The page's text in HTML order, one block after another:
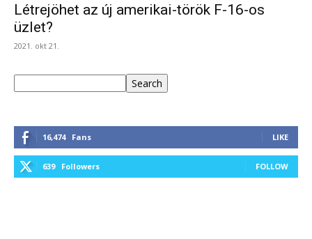
Létrejöhet az új amerikai-török F-16-os
üzlet?
2021. okt 21.
Search
16,474 Fans LIKE
639 Followers FOLLOW